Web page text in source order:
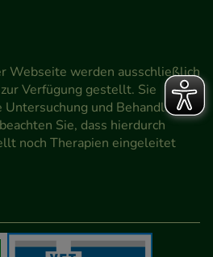
Webseite werden ausschließlich
Verfügung gestellt. Sie
und Behandlung
Sie, dass hierdurch
noch Therapien eingeleitet